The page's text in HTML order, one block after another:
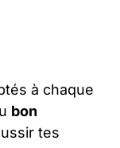
à chaque
bon
tes